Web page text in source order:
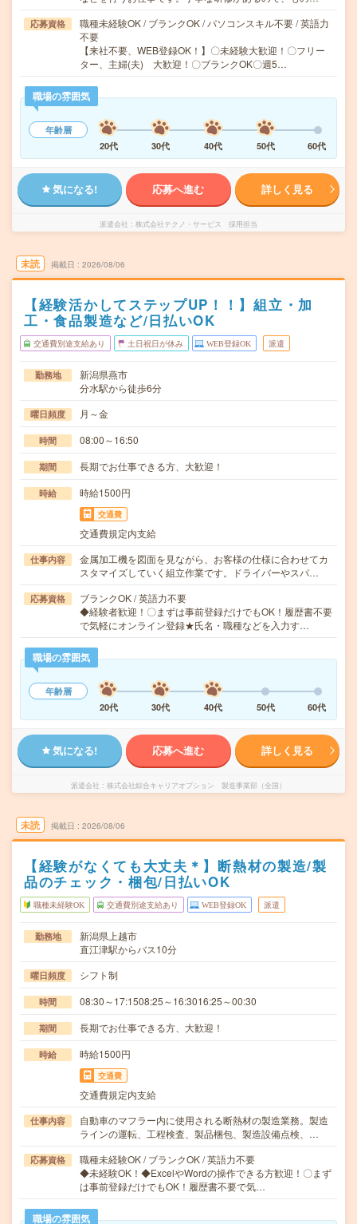
応募資格
職種未経験OK / ブランクOK / パソコンスキル不要 / 英語力
不要
【来社不要、WEB登録OK！】〇未経験大歓迎！〇フリー
ター、主婦(夫) 大歓迎！〇ブランクOK〇週5…
職場の雰囲気
年齢層
20代
30代 40代 50代 60代
気になる! 応募へ進む 詳しく見る
派遣会社 株式会社テクノ・サービス 採用担当
未読 掲載日 2026/08/06
【経験活かしてステップUP！！】組立・加
工・食品製造など/日払いOK
交通費別途支給あり 土日祝日が休み WEB登録OK 派遣
勤務地
新潟県燕市
分水駅から徒歩6分
曜日頻度 月～金
時間 08:00～16:50
期間 長期でお仕事できる方、大歓迎！
時給 時給1500円
交通費
交通費規定内支給
仕事内容
金属加工機を図面を見ながら、お客様の仕様に合わせてカ
スタマイズしていく組立作業です。ドライバーやスパ…
応募資格
ブランクOK / 英語力不要
◆経験者歓迎！〇まずは事前登録だけでもOK！履歴書不要
で気軽にオンライン登録★氏名・職種などを入力す…
職場の雰囲気
年齢層
20代
30代 40代 50代 60代
気になる! 応募へ進む 詳しく見る
派遣会社 株式会社綜合キャリアオプション 製造事業部（全国）
未読 掲載日 2026/08/06
【経験がなくても大丈夫＊】断熱材の製造/製
品のチェック・梱包/日払いOK
職種未経験OK 交通費別途支給あり WEB登録OK 派遣
勤務地
新潟県上越市
直江津駅からバス10分
曜日頻度 シフト制
時間 08:30～17:1508:25～16:3016:25～00:30
期間 長期でお仕事できる方、大歓迎！
時給 時給1500円
交通費
交通費規定内支給
仕事内容
自動車のマフラー内に使用される断熱材の製造業務。製造
ラインの運転、工程検査、製品梱包、製造設備点検、…
応募資格
職種未経験OK / ブランクOK / 英語力不要
◆未経験OK！◆ExcelやWordの操作できる方歓迎！〇まず
は事前登録だけでもOK！履歴書不要で気…
職場の雰囲気